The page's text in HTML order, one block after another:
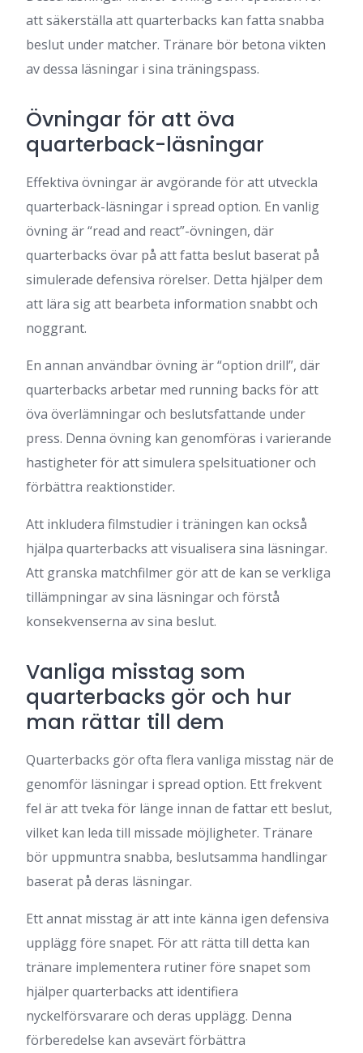
att säkerställa att quarterbacks kan fatta snabba
beslut under matcher. Tränare bör betona vikten
av dessa läsningar i sina träningspass.
Övningar för att öva
quarterback-läsningar
Effektiva övningar är avgörande för att utveckla
quarterback-läsningar i spread option. En vanlig
övning är “read and react”-övningen, där
quarterbacks övar på att fatta beslut baserat på
simulerade defensiva rörelser. Detta hjälper dem
att lära sig att bearbeta information snabbt och
noggrant.
En annan användbar övning är “option drill”, där
quarterbacks arbetar med running backs för att
öva överlämningar och beslutsfattande under
press. Denna övning kan genomföras i varierande
hastigheter för att simulera spelsituationer och
förbättra reaktionstider.
Att inkludera filmstudier i träningen kan också
hjälpa quarterbacks att visualisera sina läsningar.
Att granska matchfilmer gör att de kan se verkliga
tillämpningar av sina läsningar och förstå
konsekvenserna av sina beslut.
Vanliga misstag som
quarterbacks gör och hur
man rättar till dem
Quarterbacks gör ofta flera vanliga misstag när de
genomför läsningar i spread option. Ett frekvent
fel är att tveka för länge innan de fattar ett beslut,
vilket kan leda till missade möjligheter. Tränare
bör uppmuntra snabba, beslutsamma handlingar
baserat på deras läsningar.
Ett annat misstag är att inte känna igen defensiva
upplägg före snapet. För att rätta till detta kan
tränare implementera rutiner före snapet som
hjälper quarterbacks att identifiera
nyckelförsvarare och deras upplägg. Denna
förberedelse kan avsevärt förbättra